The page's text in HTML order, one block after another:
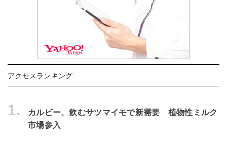
アクセスランキング
1.
カルビー、飲むサツマイモで新需要 植物性ミルク
市場参入